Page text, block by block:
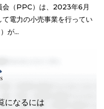
会（PPC）は、2023年6月
電力の小売事業を行ってい
が...
になるには